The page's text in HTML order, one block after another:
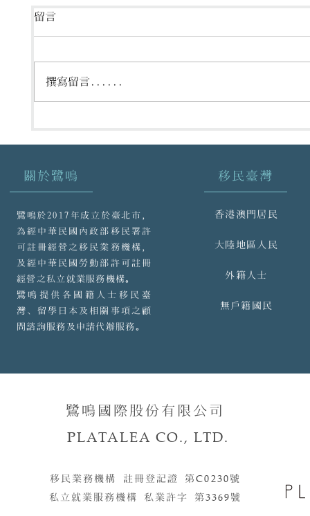
留言
撰寫留言......
關於鷺鳴
鷺鳴於2017年成立於臺北市，
為經中華民國內政部移民署許
可註冊經營之移民業務機構，
及經中華民國勞動部許可註冊
經營之私立就業服務機構。
鷺鳴提供各國籍人士移民臺
灣、留學日本及相關事項之顧
問諮詢服務及申請代辦服務。
移民臺灣
香港澳門居民
大陸地區人民
外籍人士
無戶籍國民
鷺鳴國際股份有限公司
PLATALEA CO., LTD.
移民業務機構 註冊登記證 第C0230號​​
私立就業服務機構 私業許字 第3369號